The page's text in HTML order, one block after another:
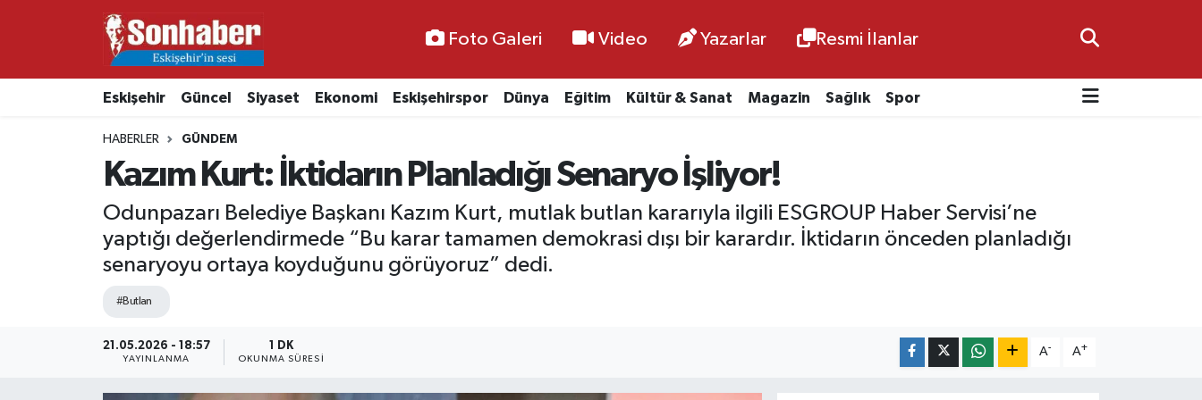
Foto Galeri Video Yazarlar Resmi İlanlar
Eskişehir Güncel Siyaset Ekonomi Eskişehirspor Dünya Eğitim Kültür & Sanat Magazin Sağlık Spor
HABERLER GÜNDEM
Kazım Kurt: İktidarın Planladığı Senaryo İşliyor!
Odunpazarı Belediye Başkanı Kazım Kurt, mutlak butlan kararıyla ilgili ESGROUP Haber Servisi’ne
yaptığı değerlendirmede “Bu karar tamamen demokrasi dışı bir karardır. İktidarın önceden planladığı
senaryoyu ortaya koyduğunu görüyoruz” dedi.
#Butlan
21.05.2026 - 18:57
YAYINLANMA
1 DK
OKUNMA SÜRESI
A- A+
Ekonomi
Kültür & Sanat
Resmi İlanlar
Nöbetçi Eczaneler
Namaz Vakitleri
Trafik Durumu
Süper Lig Puan Durumu ve Fikstür
Tüm Manşetler
Son Dakika Haberleri